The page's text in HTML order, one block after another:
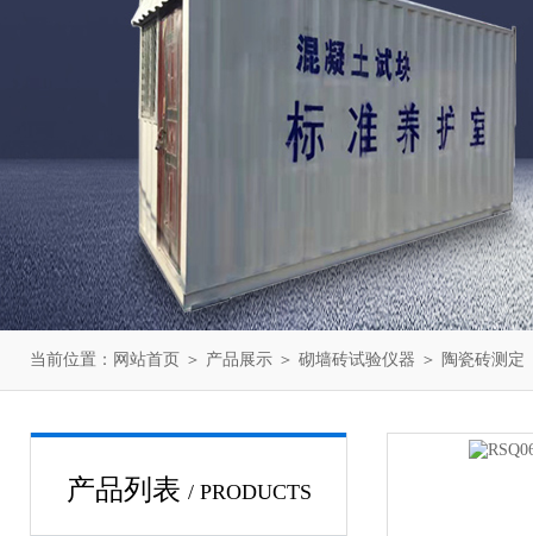
当前位置： 网站首页 ＞ 产品展示 ＞ 砌墙砖试验仪器 ＞ 陶瓷砖测定
产品列表 / PRODUCTS